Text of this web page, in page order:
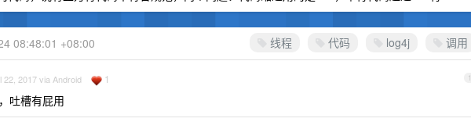
线程 代码 log4j 调用
08:48:01 +08:00
1
22, 2017 via Android 1
吐槽有屁用